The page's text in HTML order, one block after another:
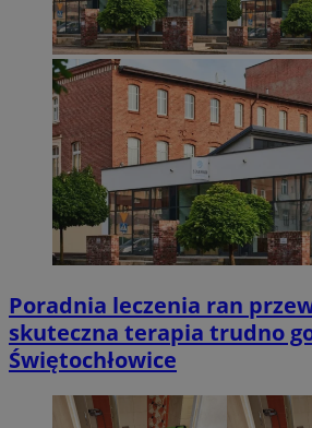
Poradnia leczenia ran
skuteczna terapia trudno
Świętochłowice